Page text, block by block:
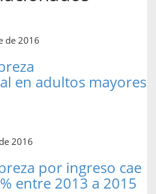
de 2016
en adultos mayores
2016
por ingreso cae
entre 2013 a 2015